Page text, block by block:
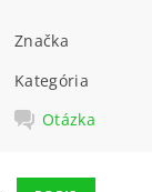
Značka
Kategória
Otázka